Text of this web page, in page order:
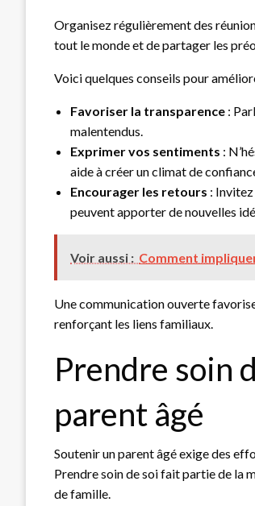
Organisez régulièrement des
tout le monde et de partager les
Voici quelques conseils pour
Favoriser la transparence :
malentendus.
Exprimer vos sentiments :
aide à créer un climat de
Encourager les retours :
peuvent apporter de nouvelles
Voir aussi : Comment
Une communication ouverte
renforçant les liens familiaux.
Prendre soin
parent âgé
Soutenir un parent âgé exige des
Prendre soin de soi fait partie de la
de famille.